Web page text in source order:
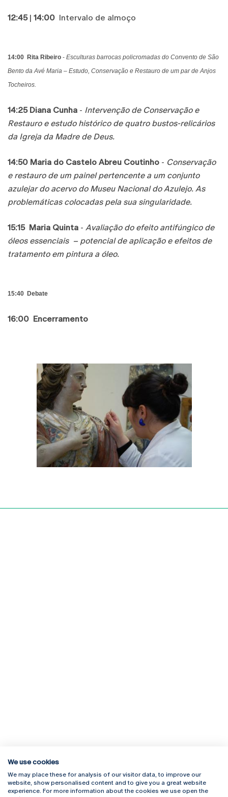
12:45| 14:00 Intervalo de almoço
14:00 Rita Ribeiro - Esculturas barrocas policromadas do Convento de São
Bento da Avé Maria – Estudo, Conservação e Restauro de um par de Anjos
Tocheiros.
14:25 Diana Cunha - Intervenção de Conservação e
Restauro e estudo histórico de quatro bustos-relicários
da Igreja da Madre de Deus.
14:50 Maria do Castelo Abreu Coutinho - Conservação
e restauro de um painel pertencente a um conjunto
azulejar do acervo do Museu Nacional do Azulejo. As
problemáticas colocadas pela sua singularidade.
15:15 Maria Quinta - Avaliação do efeito antifúngico de
óleos essenciais – potencial de aplicação e efeitos de
tratamento em pintura a óleo.
15:40 Debate
16:00 Encerramento
Rua Diogo Botelho 1327
4169-005 Porto
Campus Online
Webmail
We use cookies
We may place these for analysis of our visitor data, to improve our
website, show personalised content and to give you a great website
experience. For more information about the cookies we use open the